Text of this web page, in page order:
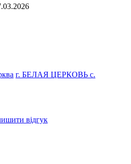
г. БЕЛАЯ ЦЕРКОВЬ с.
відгук